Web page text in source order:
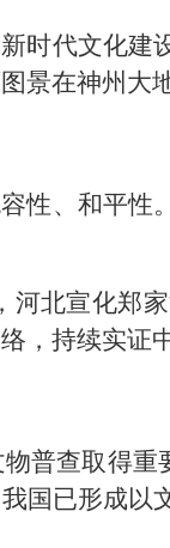
时代文化建
景在神州大
性、和平性
北宣化郑
，持续实证
普查取得重
国已形成以